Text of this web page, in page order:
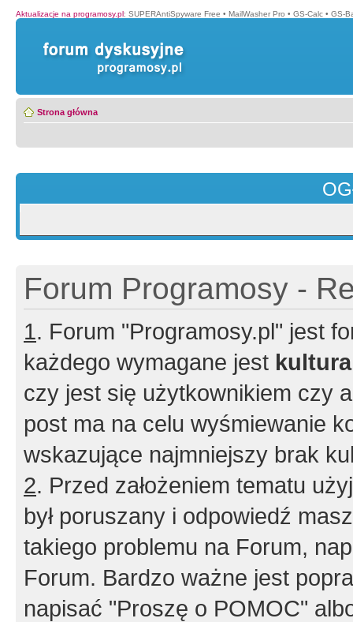
Aktualizacje na programosy.pl: SUPERAntiSpyware Free • MailWasher Pro • GS-Calc • GS-
Strona główna
Forum Programosy -
1. Forum "Programosy.pl" jest
każdego wymagane jest
czy jest się użytkownikiem czy
post ma na celu wyśmiewanie
wskazujące najmniejszy brak
2. Przed założeniem tematu
był poruszany i odpowiedź
takiego problemu na Forum,
Forum. Bardzo ważne jest
napisać "Proszę o POMOC"